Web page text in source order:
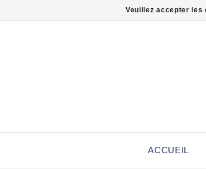
ACCUEIL
Veuillez accepter